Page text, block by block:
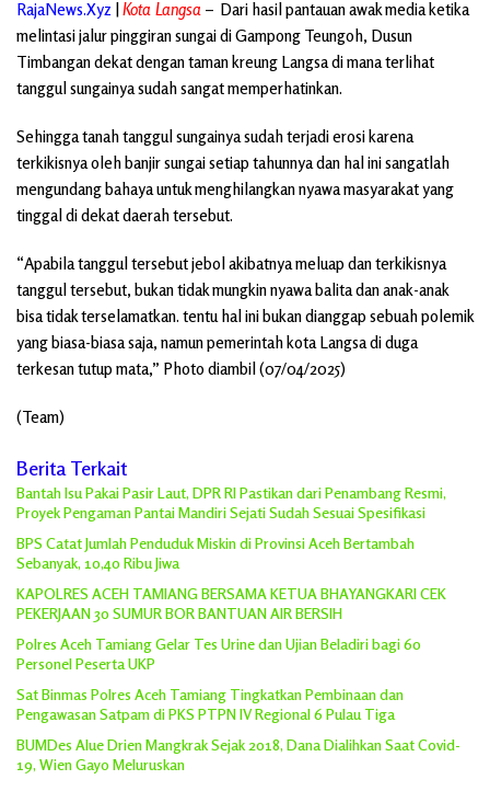
RajaNews.Xyz Kota Langsa – Dari hasil pantauan awak media ketika
melintasi jalur pinggiran sungai di Gampong Teungoh, Dusun
Timbangan dekat dengan taman kreung Langsa di mana terlihat
tanggul sungainya sudah sangat memperhatinkan.
Sehingga tanah tanggul sungainya sudah terjadi erosi karena
terkikisnya oleh banjir sungai setiap tahunnya dan hal ini sangatlah
mengundang bahaya untuk menghilangkan nyawa masyarakat yang
tinggal di dekat daerah tersebut.
“Apabila tanggul tersebut jebol akibatnya meluap dan terkikisnya
tanggul tersebut, bukan tidak mungkin nyawa balita dan anak-anak
bisa tidak terselamatkan. tentu hal ini bukan dianggap sebuah polemik
yang biasa-biasa saja, namun pemerintah kota Langsa di duga
terkesan tutup mata,” Photo diambil (07/04/2025)
(Team)
Berita Terkait
Bantah Isu Pakai Pasir Laut, DPR RI Pastikan dari Penambang Resmi,
Proyek Pengaman Pantai Mandiri Sejati Sudah Sesuai Spesifikasi
BPS Catat Jumlah Penduduk Miskin di Provinsi Aceh Bertambah
Sebanyak, 10,40 Ribu Jiwa
KAPOLRES ACEH TAMIANG BERSAMA KETUA BHAYANGKARI CEK
PEKERJAAN 30 SUMUR BOR BANTUAN AIR BERSIH
Polres Aceh Tamiang Gelar Tes Urine dan Ujian Beladiri bagi 60
Personel Peserta UKP
Sat Binmas Polres Aceh Tamiang Tingkatkan Pembinaan dan
Pengawasan Satpam di PKS PTPN IV Regional 6 Pulau Tiga
BUMDes Alue Drien Mangkrak Sejak 2018, Dana Dialihkan Saat Covid-
19, Wien Gayo Meluruskan